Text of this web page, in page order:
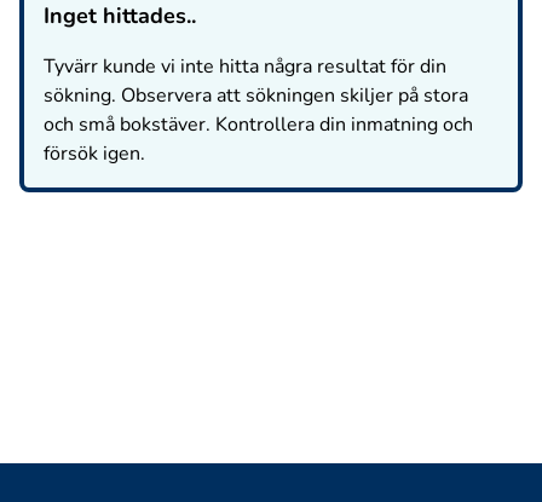
Inget hittades..
Tyvärr kunde vi inte hitta några resultat för din
sökning. Observera att sökningen skiljer på stora
och små bokstäver. Kontrollera din inmatning och
försök igen.